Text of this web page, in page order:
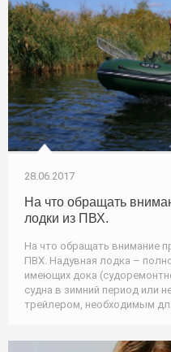
28.06.2017
На что обращать
лодки из ПВХ.
На что обращать внимание
ПВХ. Надувная лодка –
имеющих дока
судна в зимний период или
трейлером, необходимым